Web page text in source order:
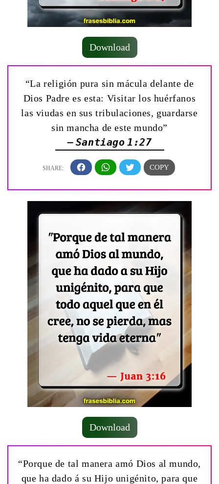
Download
“La religión pura sin mácula delante de
Dios Padre es esta: Visitar los huérfanos
las viudas en sus tribulaciones, guardarse
sin mancha de este mundo”
— Santiago 1:27
Download
“Porque de tal manera amó Dios al mundo,
que ha dado á su Hijo unigénito, para que